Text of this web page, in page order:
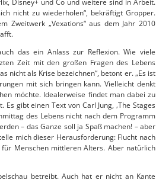
Disney+ und Co und weitere sind in Arbeit.
nicht zu wiederholen“, bekräftigt Gropper.
Zweitwerk „Vexations“ aus dem Jahr 2010
das ein Anlass zur Reflexion. Wie viele
Zeit mit den großen Fragen des Lebens
nicht als Krise bezeichnen“, betont er. „Es ist
mit sich bringen kann. Vielleicht denkt
möchte. Idealerweise findet man dabei zu
gibt einen Text von Carl Jung, ‚The Stages
des Lebens nicht nach dem Programm
– das Ganze soll ja Spaß machen! – aber
mich dieser Herausforderung: Flucht nach
Menschen mittleren Alters. Aber natürlich
betreibt. Auch hat er nicht an Kante